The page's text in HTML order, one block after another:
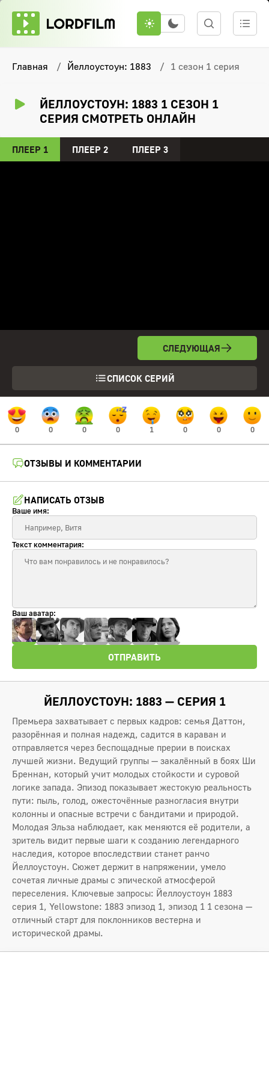
Главная Йеллоустоун: 1883 1 сезон 1 серия
ЙЕЛЛОУСТОУН: 1883 1 СЕЗОН 1
СЕРИЯ СМОТРЕТЬ ОНЛАЙН
ПЛЕЕР 1 ПЛЕЕР 2 ПЛЕЕР 3
СПИСОК СЕРИЙ
СЛЕДУЮЩАЯ
0 0 0 0 1 0 0 0
ОТЗЫВЫ И КОММЕНТАРИИ
НАПИСАТЬ ОТЗЫВ
Ваше имя:
Текст комментария:
Ваш аватар:
ОТПРАВИТЬ
ЙЕЛЛОУСТОУН: 1883 — СЕРИЯ 1
Премьера захватывает с первых кадров: семья Даттон,
разорённая и полная надежд, садится в караван и
отправляется через беспощадные прерии в поисках
лучшей жизни. Ведущий группы — закалённый в боях Ши
Бреннан, который учит молодых стойкости и суровой
логике запада. Эпизод показывает жестокую реальность
пути: пыль, голод, ожесточённые разногласия внутри
колонны и опасные встречи с бандитами и природой.
Молодая Эльза наблюдает, как меняются её родители, а
зритель видит первые шаги к созданию легендарного
наследия, которое впоследствии станет ранчо
Йеллоустоун. Сюжет держит в напряжении, умело
сочетая личные драмы с эпической атмосферой
переселения. Ключевые запросы: Йеллоустоун 1883
серия 1, Yellowstone: 1883 эпизод 1, эпизод 1 1 сезона —
отличный старт для поклонников вестерна и
исторической драмы.